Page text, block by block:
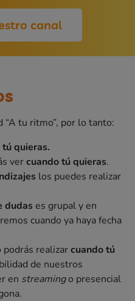
canal
“A tu ritmo”, por lo tanto:
quieras.
vercuando tú quieras.
los puedes realizar
dudas es grupal y en
cuando ya haya fecha
podrás realizarcuando tú
de nuestros
en streamingo presencial